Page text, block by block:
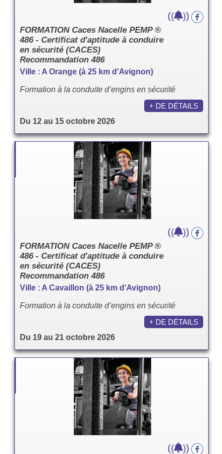
FORMATION Caces Nacelle PEMP ®
486 - Certificat d'aptitude à conduire
en sécurité (CACES)
Recommandation 486
Ville : A Orange (à 25 km d'Avignon)
Formation à la conduite d’engins en sécurité
Du 12 au 15 octobre 2026
(( ))
+ DE DÉTAILS
FORMATION Caces Nacelle PEMP ®
486 - Certificat d'aptitude à conduire
en sécurité (CACES)
Recommandation 486
Ville : A Cavaillon (à 25 km d'Avignon)
Formation à la conduite d’engins en sécurité
Du 19 au 21 octobre 2026
(( ))
+ DE DÉTAILS
(( ))